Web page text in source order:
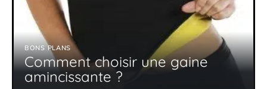
BONS PLANS
Comment choisir une gaine
amincissante ?